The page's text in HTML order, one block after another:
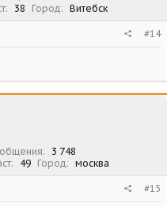
38 Город Витебск
#14
3 748
49 Город москва
#15